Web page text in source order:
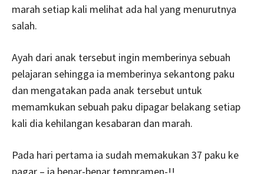
marah setiap kali melihat ada hal yang menurutnya
salah.
Ayah dari anak tersebut ingin memberinya sebuah
pelajaran sehingga ia memberinya sekantong paku
dan mengatakan pada anak tersebut untuk
memamkukan sebuah paku dipagar belakang setiap
kali dia kehilangan kesabaran dan marah.
Pada hari pertama ia sudah memakukan 37 paku ke
pagar – ia benar-benar tempramen-!!